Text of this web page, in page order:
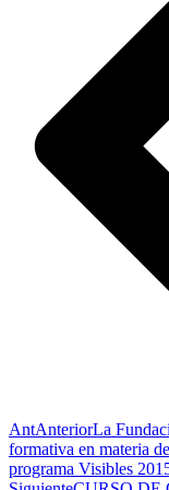
AntAnteriorLa
formativa en materia
programa Visibles